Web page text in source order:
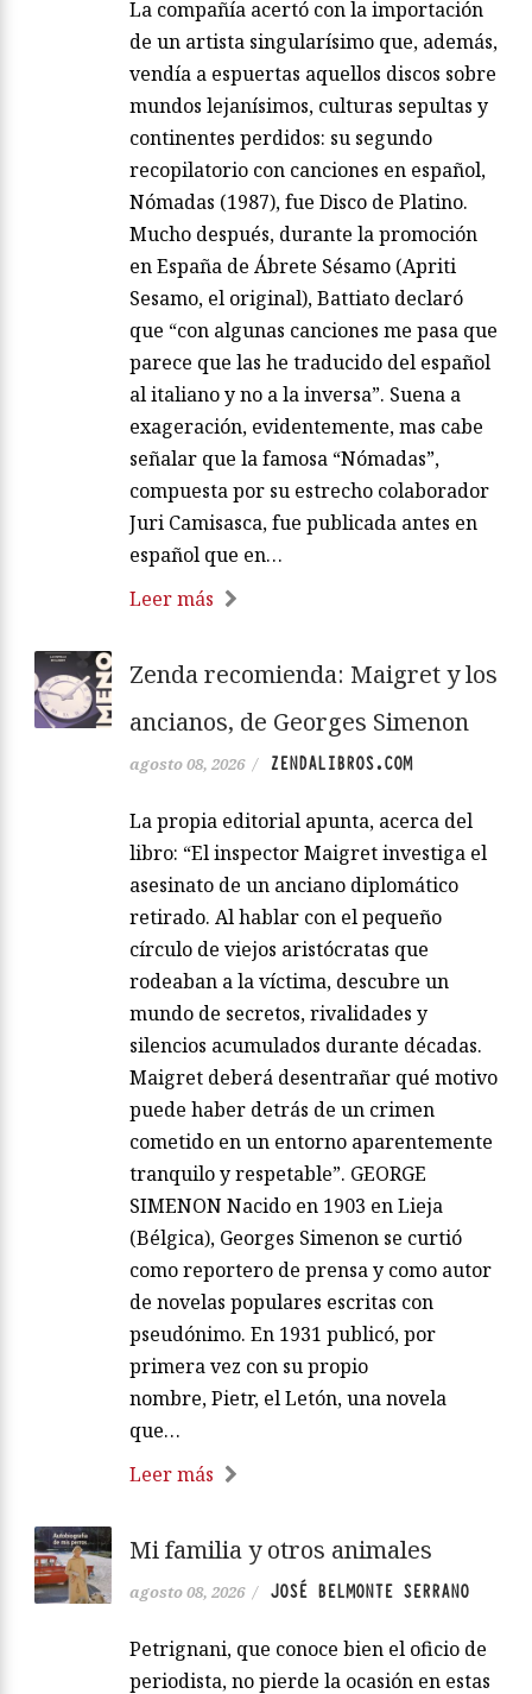
La compañía acertó con la importación
de un artista singularísimo que, además,
vendía a espuertas aquellos discos sobre
mundos lejanísimos, culturas sepultas y
continentes perdidos: su segundo
recopilatorio con canciones en español,
Nómadas (1987), fue Disco de Platino.
Mucho después, durante la promoción
en España de Ábrete Sésamo (Apriti
Sesamo, el original), Battiato declaró
que “con algunas canciones me pasa que
parece que las he traducido del español
al italiano y no a la inversa”. Suena a
exageración, evidentemente, mas cabe
señalar que la famosa “Nómadas”,
compuesta por su estrecho colaborador
Juri Camisasca, fue publicada antes en
español que en…
Leer más
Zenda recomienda: Maigret y los
ancianos, de Georges Simenon
agosto 08, 2026 / ZENDALIBROS.COM
La propia editorial apunta, acerca del
libro: “El inspector Maigret investiga el
asesinato de un anciano diplomático
retirado. Al hablar con el pequeño
círculo de viejos aristócratas que
rodeaban a la víctima, descubre un
mundo de secretos, rivalidades y
silencios acumulados durante décadas.
Maigret deberá desentrañar qué motivo
puede haber detrás de un crimen
cometido en un entorno aparentemente
tranquilo y respetable”. GEORGE
SIMENON Nacido en 1903 en Lieja
(Bélgica), Georges Simenon se curtió
como reportero de prensa y como autor
de novelas populares escritas con
pseudónimo. En 1931 publicó, por
primera vez con su propio
nombre, Pietr, el Letón, una novela
que…
Leer más
Mi familia y otros animales
agosto 08, 2026 / JOSÉ BELMONTE SERRANO
Petrignani, que conoce bien el oficio de
periodista, no pierde la ocasión en estas